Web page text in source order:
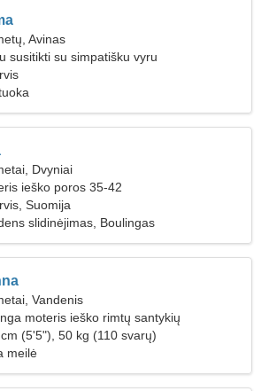
Avinas
susitikti su simpatišku vyru
Dvyniai
ieško poros 35-42
Suomija
slidinėjimas, Boulingas
Vandenis
moteris ieško rimtų santykių
(5'5"), 50 kg (110 svarų)
meilė